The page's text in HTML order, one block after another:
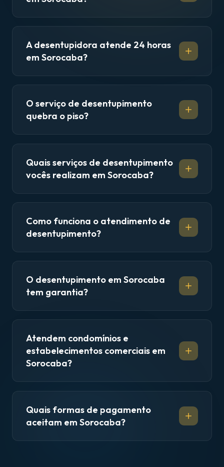
A desentupidora atende 24 horas
em Sorocaba?
O serviço de desentupimento
quebra o piso?
Quais serviços de desentupimento
vocês realizam em Sorocaba?
Como funciona o atendimento de
desentupimento?
O desentupimento em Sorocaba
tem garantia?
Atendem condomínios e
estabelecimentos comerciais em
Sorocaba?
Quais formas de pagamento
aceitam em Sorocaba?